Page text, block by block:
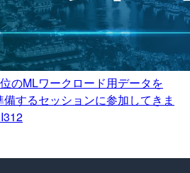
のMLワークロード用データを
するセッションに参加してきま